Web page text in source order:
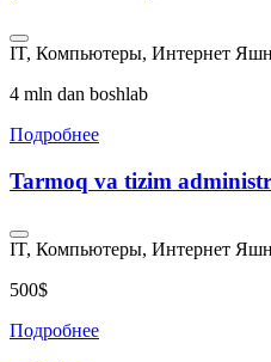
IT, Компьютеры, Интернет
4 mln dan boshlab
Подробнее
Tarmoq va tizim
IT, Компьютеры, Интернет
500$
Подробнее